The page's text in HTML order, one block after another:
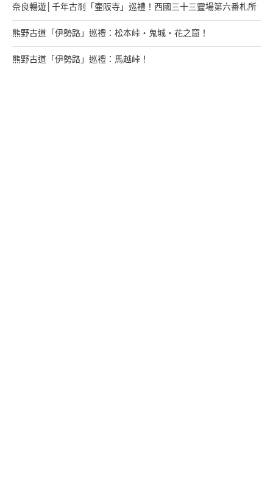
奈良暢遊│千年古剎「壷阪寺」巡禮！西國三十三靈場第六番札所
熊野古道「伊勢路」巡禮：松本峠・鬼城・花之窟！
熊野古道「伊勢路」巡禮：馬越峠！